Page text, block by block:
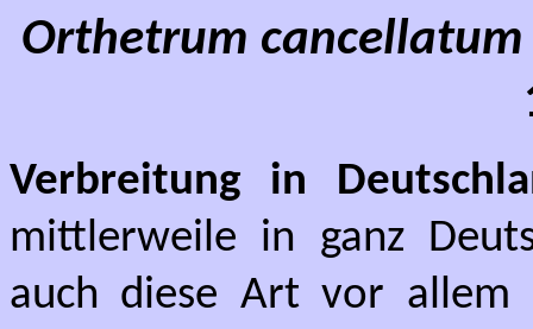
Orthetrum
Verbreitung in
mittlerweile in ganz
auch diese Art vor allem